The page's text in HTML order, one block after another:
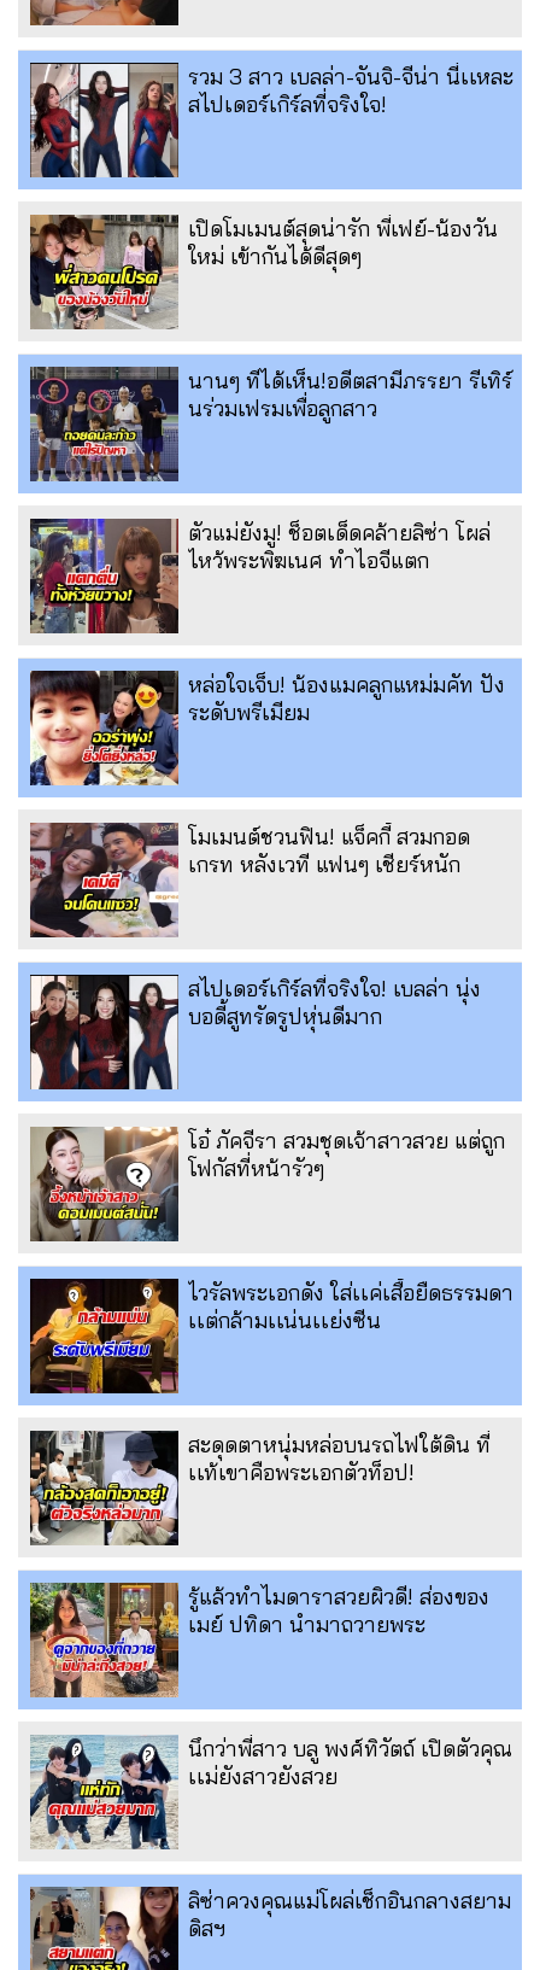
รวม 3 สาว เบลล่า-จันจิ-จีน่า นี่เเหละ
สไปเดอร์เกิร์ลที่จริงใจ!
เปิดโมเมนต์สุดน่ารัก พี่เฟย์-น้องวัน
ใหม่ เข้ากันได้ดีสุดๆ
นานๆ ทีได้เห็น!อดีตสามีภรรยา รีเทิร์
นร่วมเฟรมเพื่อลูกสาว
ตัวแม่ยังมู! ช็อตเด็ดคล้ายลิซ่า โผล่
ไหว้พระพิฆเนศ ทำไอจีแตก
หล่อใจเจ็บ! น้องแมคลูกแหม่มคัท ปัง
ระดับพรีเมียม
โมเมนต์ชวนฟิน! แจ็คกี้ สวมกอด
เกรท หลังเวที แฟนๆ เชียร์หนัก
สไปเดอร์เกิร์ลที่จริงใจ! เบลล่า นุ่ง
บอดี้สูทรัดรูปหุ่นดีมาก
โอ๋ ภัคจีรา สวมชุดเจ้าสาวสวย แต่ถูก
โฟกัสที่หน้ารัวๆ
ไวรัลพระเอกดัง ใส่เเค่เสื้อยืดธรรมดา
เเต่กล้ามเเน่นเเย่งซีน
สะดุดตาหนุ่มหล่อบนรถไฟใต้ดิน ที่
เเท้เขาคือพระเอกตัวท็อป!
รู้แล้วทำไมดาราสวยผิวดี! ส่องของ
เมย์ ปทิดา นำมาถวายพระ
นึกว่าพี่สาว บลู พงศ์ทิวัตถ์ เปิดตัวคุณ
เเม่ยังสาวยังสวย
ลิซ่าควงคุณแม่โผล่เช็กอินกลางสยาม
ดิสฯ